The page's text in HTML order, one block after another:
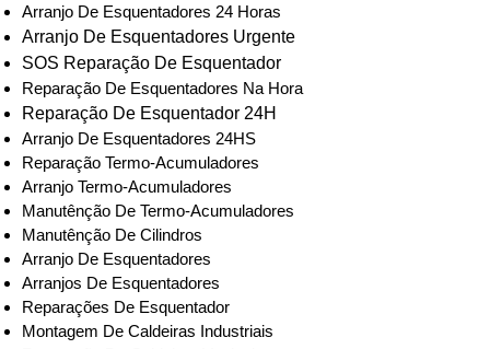
Arranjo De Esquentadores 24 Horas
Arranjo De Esquentadores Urgente
SOS Reparação De Esquentador
Reparação De Esquentadores Na Hora
Reparação De Esquentador 24H
Arranjo De Esquentadores 24HS
Reparação Termo-Acumuladores
Arranjo Termo-Acumuladores
Manutênção De Termo-Acumuladores
Manutênção De Cilindros
Arranjo De Esquentadores
Arranjos De Esquentadores
Reparações De Esquentador
Montagem De Caldeiras Industriais